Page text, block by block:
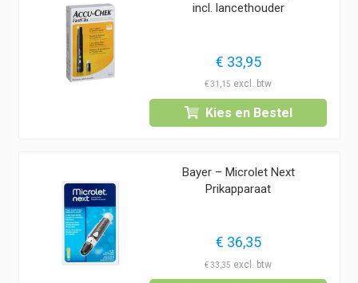
incl. lancethouder
€ 33,95
€31,15
Kies en Bestel
Bayer – Microlet Next
Prikapparaat
€ 36,35
€33,35